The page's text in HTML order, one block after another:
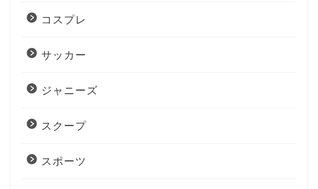
コスプレ
サッカー
ジャニーズ
スクープ
スポーツ